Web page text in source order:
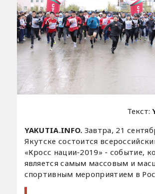
Текст:
YAKUTIA.INFO. Завтра, 21
Якутске состоится
«Кросс нации-2019» - событие,
является самым массовым и
спортивным мероприятием в